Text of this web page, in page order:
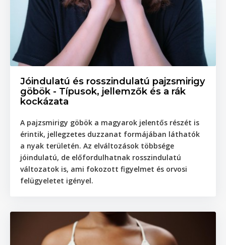
Jóindulatú és rosszindulatú pajzsmirigy
göbök - Típusok, jellemzők és a rák
kockázata
A pajzsmirigy göbök a magyarok jelentős részét is
érintik, jellegzetes duzzanat formájában láthatók
a nyak területén. Az elváltozások többsége
jóindulatú, de előfordulhatnak rosszindulatú
változatok is, ami fokozott figyelmet és orvosi
felügyeletet igényel.